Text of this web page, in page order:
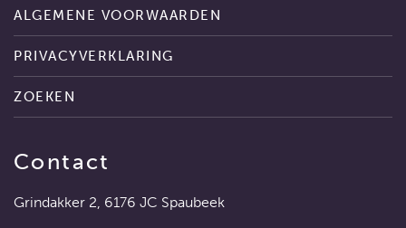
ALGEMENE VOORWAARDEN
PRIVACYVERKLARING
ZOEKEN
Contact
Grindakker 2, 6176 JC Spaubeek